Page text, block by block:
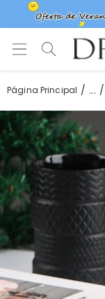
Página Principal ...